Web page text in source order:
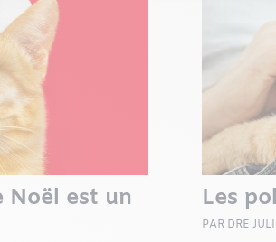
Noël est un
Les
PAR DRE